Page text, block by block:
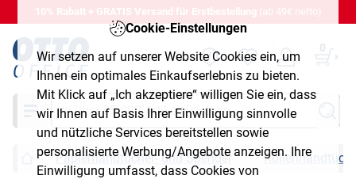
Cookie-Einstellungen
Wir setzen auf unserer Website Cookies ein, um
Ihnen ein optimales Einkaufserlebnis zu bieten.
Mit Klick auf „Ich akzeptiere“ willigen Sie ein, dass
wir Ihnen auf Basis Ihrer Einwilligung sinnvolle
und nützliche Services bereitstellen sowie
personalisierte Werbung/Angebote anzeigen. Ihre
Einwilligung umfasst, dass Cookies von
10% Rabatt + GRATIS Versand für Erstbestellung (ab 49€ netto)
0
Suche
Papierhandtücher- und Spender